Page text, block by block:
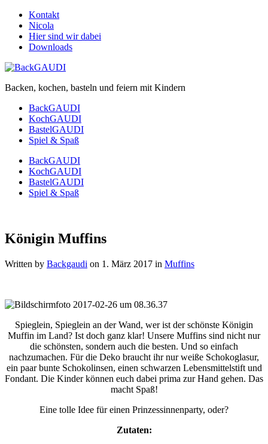
Kontakt
Nicola
Hier sind wir dabei
Downloads
Backen, kochen, basteln und feiern mit Kindern
BackGAUDI
KochGAUDI
BastelGAUDI
Spiel & Spaß
BackGAUDI
KochGAUDI
BastelGAUDI
Spiel & Spaß
Königin Muffins
Written by Backgaudi on 1. März 2017 in Muffins
Spieglein, Spieglein an der Wand, wer ist der schönste Königin
Muffin im Land? Ist doch ganz klar! Unsere Muffins sind nicht nur
die schönsten, sondern auch die besten. Und so einfach
nachzumachen. Für die Deko braucht ihr nur weiße Schokoglasur,
ein paar bunte Schokolinsen, einen schwarzen Lebensmittelstift und
Fondant. Die Kinder können euch dabei prima zur Hand gehen. Das
macht Spaß!
Eine tolle Idee für einen Prinzessinnenparty, oder?
Zutaten: